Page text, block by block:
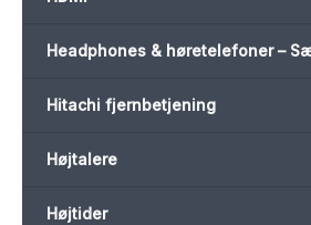
Headphones & høretelefoner –
Hitachi fjernbetjening
Højtalere
Højtider